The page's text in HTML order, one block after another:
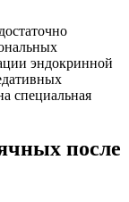
эндокринной
специальная
после